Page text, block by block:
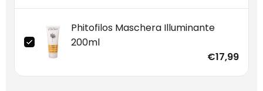
Phitofilos Maschera Illuminante
200ml
€17,99